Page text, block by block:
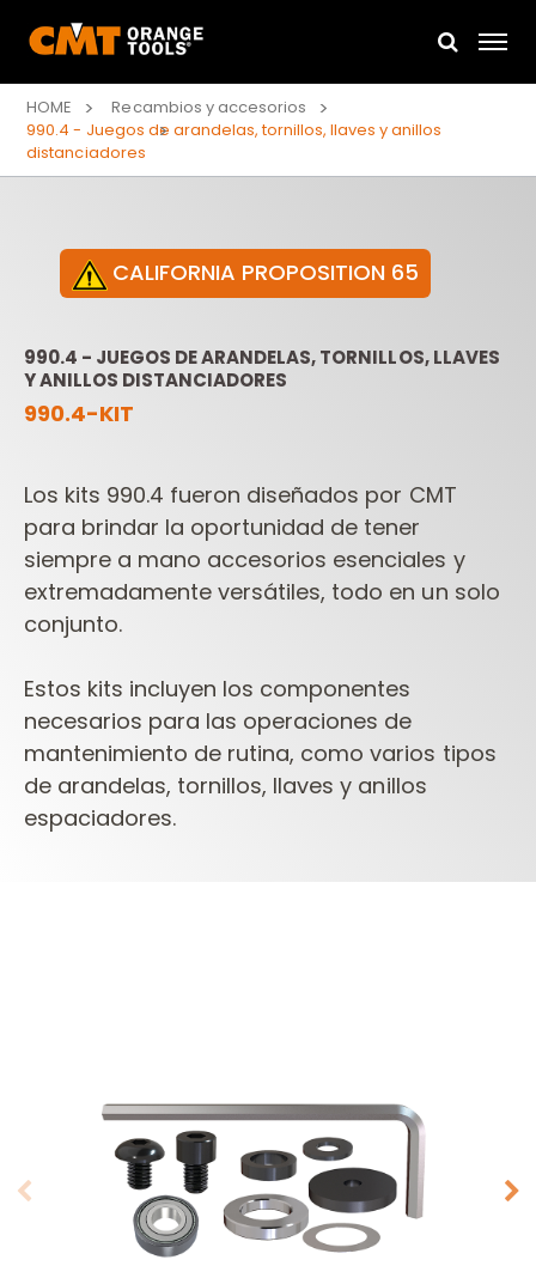
HOME
Recambios y accesorios
990.4 - Juegos de arandelas, tornillos, llaves y anillos
distanciadores
CALIFORNIA PROPOSITION 65
990.4 - JUEGOS DE ARANDELAS, TORNILLOS, LLAVES
Y ANILLOS DISTANCIADORES
990.4-KIT
Los kits 990.4 fueron diseñados por CMT
para brindar la oportunidad de tener
siempre a mano accesorios esenciales y
extremadamente versátiles, todo en un solo
conjunto.
Estos kits incluyen los componentes
necesarios para las operaciones de
mantenimiento de rutina, como varios tipos
de arandelas, tornillos, llaves y anillos
espaciadores.